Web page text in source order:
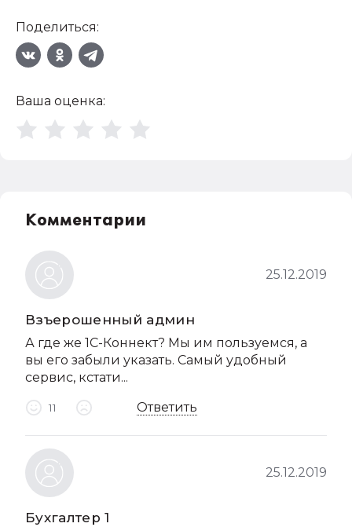
Поделиться:
Ваша оценка:
Комментарии
Взъерошенный админ
25.12.2019
А где же 1С-Коннект? Мы им пользуемся, а
вы его забыли указать. Самый удобный
сервис, кстати...
11 Ответить
Бухгалтер 1
25.12.2019